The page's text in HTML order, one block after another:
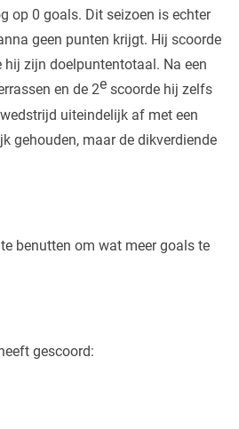
op 0 goals. Dit seizoen is echter
geen punten krijgt. Hij scoorde
zijn doelpuntentotaal. Na een
en de 2e scoorde hij zelfs
uiteindelijk af met een
gehouden, maar de dikverdiende
benutten om wat meer goals te
gescoord: